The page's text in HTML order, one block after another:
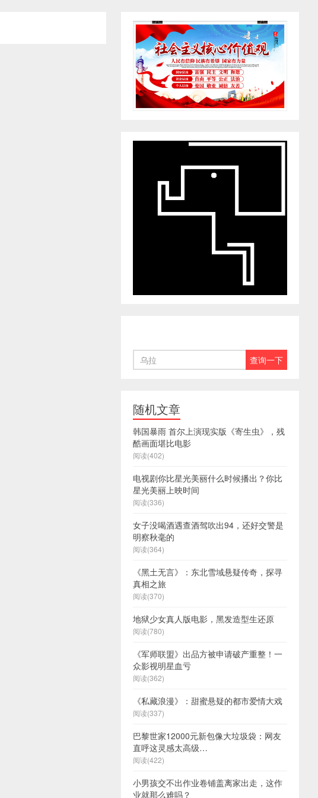
随机文章
韩国暴雨 首尔上演现实版《寄生虫》，残
酷画面堪比电影
阅读(402)
电视剧你比星光美丽什么时候播出？你比
星光美丽上映时间
阅读(336)
女子没喝酒遇查酒驾吹出94，还好交警是
明察秋毫的
阅读(364)
《黑土无言》：东北雪域悬疑传奇，探寻
真相之旅
阅读(370)
地狱少女真人版电影，黑发造型生还原
阅读(780)
《军师联盟》出品方被申请破产重整！一
众影视明星血亏
阅读(362)
《私藏浪漫》：甜蜜悬疑的都市爱情大戏
阅读(337)
巴黎世家12000元新包像大垃圾袋：网友
直呼这灵感太高级…
阅读(422)
小男孩交不出作业卷铺盖离家出走，这作
业就那么难吗？